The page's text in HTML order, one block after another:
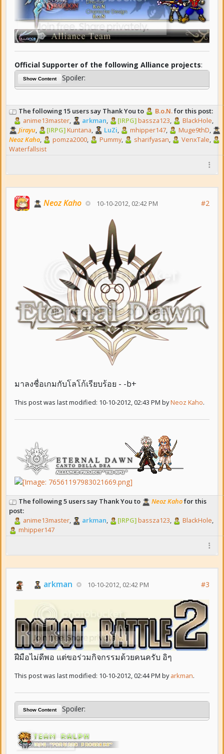
Official Supporter of the following Alliance projects:
Show Content Spoiler:
The following 15 users say Thank You to B.o.N.for this post:
anime13master
arkman [IRPG]bassza123 BlackHole
Jirayu
[IRPG]Kuntana LuZi mhipper147 Muge9thD
Neoz Kaho
pomza2000 Pummy, sharifyasan VenxTale
Waterfallsist
Neoz Kaho 10-10-2012, 02:42 PM #2
มาลงชื่อเกมกับโลโก้เรียบร้อย - -b+
This post was last modified: 10-10-2012, 02:43 PM byNeoz Kaho.
The following 5 users say Thank You to Neoz Kahofor this
post:
anime13master, arkman, [IRPG]bassza123, BlackHole,
mhipper147
arkman 10-10-2012, 02:42 PM #3
ฝีมือไม่ดีพอ แต่ขอร่วมกิจกรรมด้วยคนครับ อิๆ
This post was last modified: 10-10-2012, 02:44 PM byarkman.
Show Content Spoiler: